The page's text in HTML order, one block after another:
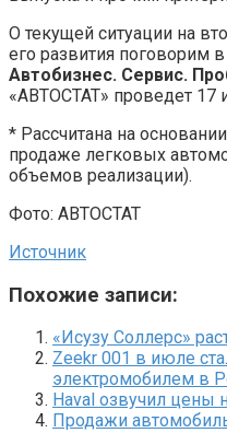
О текущей ситуации на
его развития поговорим
Автобизнес. Сервис.
«АВТОСТАТ» проведет 17
* Рассчитана на
продаже легковых
объемов реализации).
Фото: АВТОСТАТ
Источник
Похожие записи:
«Исузу Соллерс»
Zeekr 001 в июле
электромобилем в
Haval озвучил цены
Продажи